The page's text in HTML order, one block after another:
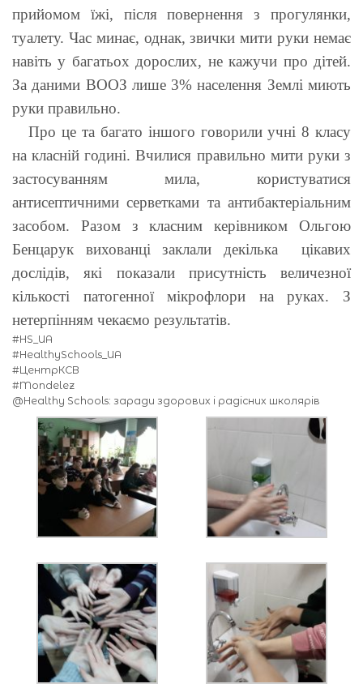
прийомом їжі, після повернення з прогулянки,
туалету. Час минає, однак, звички мити руки немає
навіть у багатьох дорослих, не кажучи про дітей.
За даними ВООЗ лише 3% населення Землі миють
руки правильно.
Про це та багато іншого говорили учні 8 класу
на класній годині. Вчилися правильно мити руки з
застосуванням мила, користуватися
антисептичними серветками та антибактеріальним
засобом. Разом з класним керівником Ольгою
Бенцарук вихованці заклали декілька цікавих
дослідів, які показали присутність величезної
кількості патогенної мікрофлори на руках. З
нетерпінням чекаємо результатів.
#HS_UA
#HealthySchools_UA
#ЦентрКСВ
#Mondelez
@Healthy Schools: заради здорових і радісних школярів